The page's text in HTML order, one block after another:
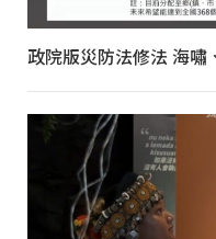
政院版災防法修法 海嘯